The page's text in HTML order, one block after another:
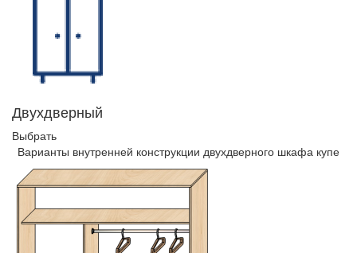
Двухдверный
Выбрать
Варианты внутренней конструкции двухдверного шкафа купе